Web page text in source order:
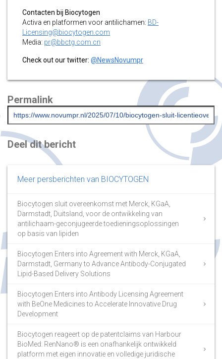
Contacten bij Biocytogen
Activa en platformen voor antilichamen: BD-
Licensing@biocytogen.com
Media: pr@bbctg.com.cn
Check out our twitter: @NewsNovumpr
Permalink
Deel dit bericht
Meer persberichten van BIOCYTOGEN
Biocytogen sluit overeenkomst met Merck, KGaA,
Darmstadt, Duitsland, voor de ontwikkeling van
antilichaam-geconjugeerde toedieningsoplossingen
op basis van lipiden
Biocytogen Enters into Agreement with Merck, KGaA,
Darmstadt, Germany to Advance Antibody-Conjugated
Lipid-Based Delivery Solutions
Biocytogen Enters into Antibody Licensing Agreement
with BeOne Medicines to Accelerate Innovative Drug
Development
Biocytogen reageert op de patentclaims van Harbour
BioMed: RenNano® is een onafhankelijk ontwikkeld
platform met eigen innovatie en volledige juridische